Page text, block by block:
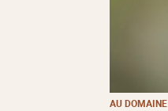
AU DOMAINE